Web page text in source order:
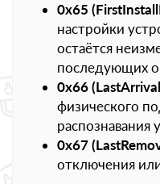
0x65
настройки
остаётся
последующих
0x66
физического
распознавания
0x67
отключения